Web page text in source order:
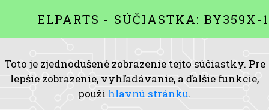
ELPARTS - SÚČIASTKA: BY359X-
Toto je zjednodušené zobrazenie tejto súčiastky. Pre
lepšie zobrazenie, vyhľadávanie, a ďalšie funkcie,
použi hlavnú stránku.